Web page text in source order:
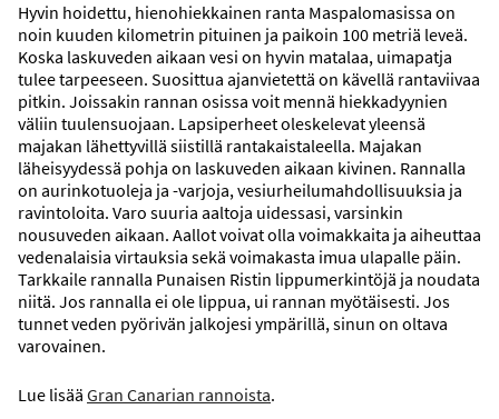
Saaren paras ilmasto
LENNOT + HOTELLI KAUPUNKI RISTEILYT LENNOT
LÄHTÖPAIKKA
Helsinki
MATKAKOHDE
Maspalomas, Espanja
KESTO
Vapaavalintainen
14.8.2026 17.8.2026
MATKUSTAJAT
2 aikuista
Hyvin hoidettu, hienohiekkainen ranta Maspalomasissa on
noin kuuden kilometrin pituinen ja paikoin 100 metriä leveä.
Koska laskuveden aikaan vesi on hyvin matalaa, uimapatja
tulee tarpeeseen. Suosittua ajanvietettä on kävellä rantaviivaa
pitkin. Joissakin rannan osissa voit mennä hiekkadyynien
väliin tuulensuojaan. Lapsiperheet oleskelevat yleensä
majakan lähettyvillä siistillä rantakaistaleella. Majakan
läheisyydessä pohja on laskuveden aikaan kivinen. Rannalla
on aurinkotuoleja ja -varjoja, vesiurheilumahdollisuuksia ja
ravintoloita. Varo suuria aaltoja uidessasi, varsinkin
nousuveden aikaan. Aallot voivat olla voimakkaita ja aiheuttaa
vedenalaisia virtauksia sekä voimakasta imua ulapalle päin.
Tarkkaile rannalla Punaisen Ristin lippumerkintöjä ja noudata
niitä. Jos rannalla ei ole lippua, ui rannan myötäisesti. Jos
tunnet veden pyörivän jalkojesi ympärillä, sinun on oltava
varovainen.
Lue lisää Gran Canarian rannoista.